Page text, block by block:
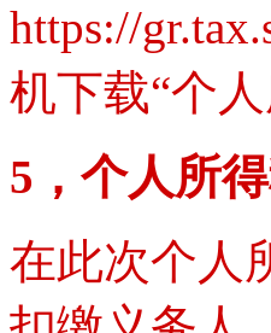
https://
机下载“个
5，个人所
在此次个人